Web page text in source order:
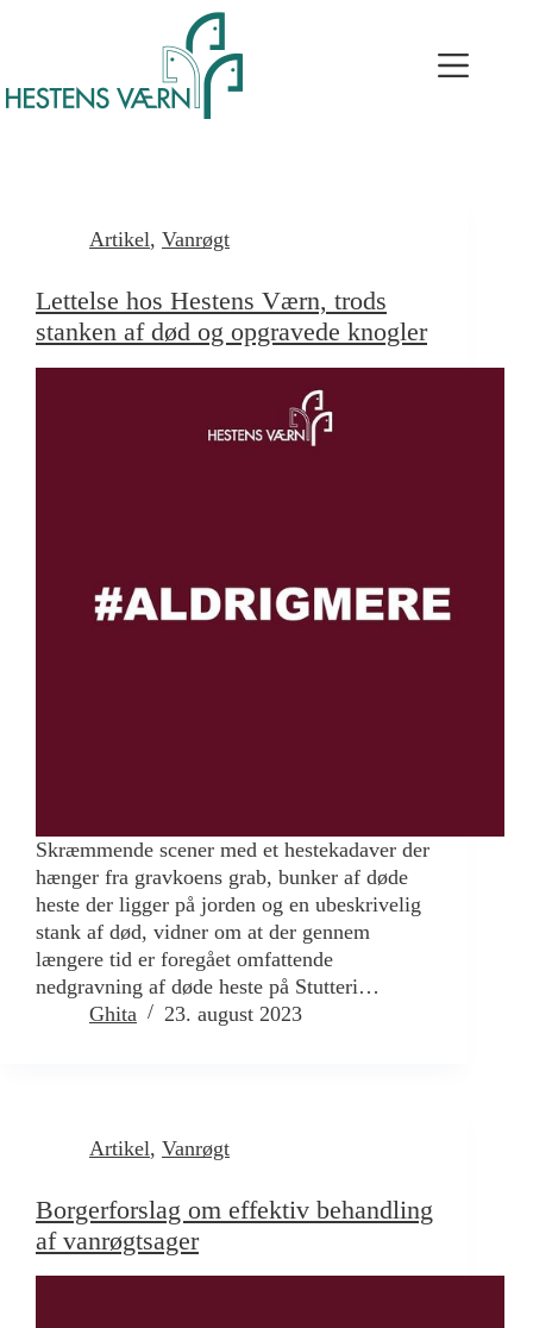
Artikel, Vanrøgt
Lettelse hos Hestens Værn, trods
stanken af død og opgravede knogler
Skræmmende scener med et hestekadaver der
hænger fra gravkoens grab, bunker af døde
heste der ligger på jorden og en ubeskrivelig
stank af død, vidner om at der gennem
længere tid er foregået omfattende
nedgravning af døde heste på Stutteri…
Ghita
23. august 2023
Artikel, Vanrøgt
Borgerforslag om effektiv behandling
af vanrøgtsager